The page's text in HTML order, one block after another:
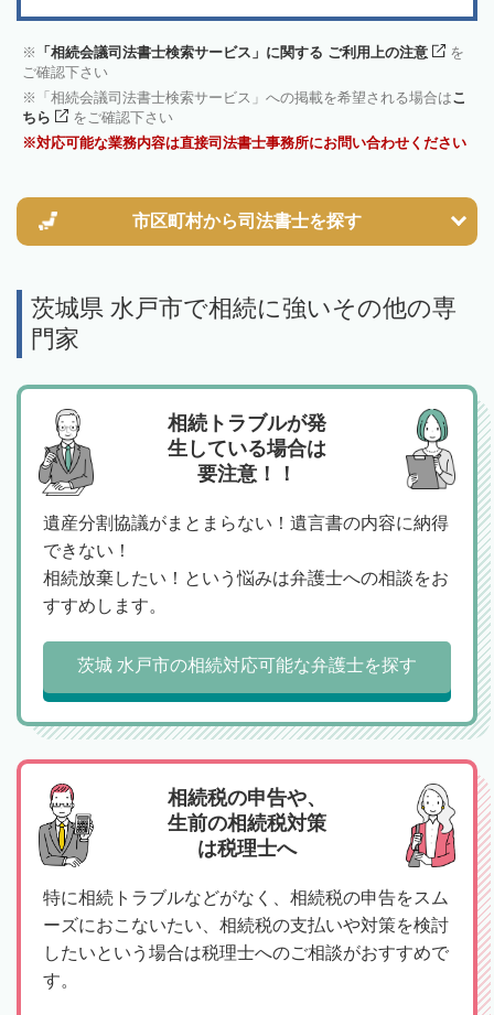
「相続会議司法書士検索サービス」に関する ご利用上の注意
を
ご確認下さい
「相続会議司法書士検索サービス」への掲載を希望される場合はこ
ちら
をご確認下さい
対応可能な業務内容は直接司法書士事務所にお問い合わせください
市区町村から司法書士を探す
茨城県 水戸市で相続に強いその他の専
門家
相続トラブルが発
生している場合は
要注意！！
遺産分割協議がまとまらない！遺言書の内容に納得
できない！
相続放棄したい！という悩みは弁護士への相談をお
すすめします。
茨城 水戸市の相続対応可能な弁護士を探す
相続税の申告や、
生前の相続税対策
は税理士へ
特に相続トラブルなどがなく、相続税の申告をスム
ーズにおこないたい、相続税の支払いや対策を検討
したいという場合は税理士へのご相談がおすすめで
す。